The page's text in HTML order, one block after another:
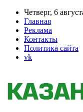
Четверг, 6
Главная
Реклама
Контакты
Политика сайта
vk